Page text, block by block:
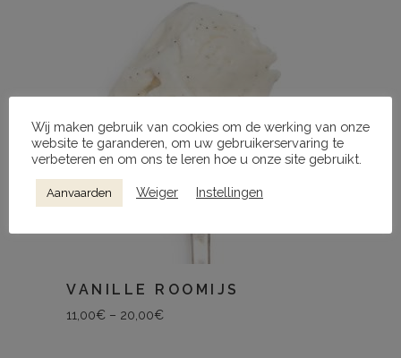
VANILLE ROOMIJS
11,00€ – 20,00€
Wij maken gebruik van cookies om de werking van onze
website te garanderen, om uw gebruikerservaring te
verbeteren en om ons te leren hoe u onze site gebruikt.
Aanvaarden Weiger Instellingen